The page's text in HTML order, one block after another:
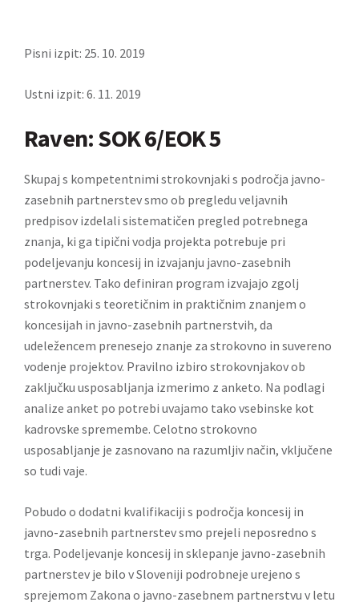
Pisni izpit: 25. 10. 2019
Ustni izpit: 6. 11. 2019
Raven: SOK 6/EOK 5
Skupaj s kompetentnimi strokovnjaki s področja javno-
zasebnih partnerstev smo ob pregledu veljavnih
predpisov izdelali sistematičen pregled potrebnega
znanja, ki ga tipični vodja projekta potrebuje pri
podeljevanju koncesij in izvajanju javno-zasebnih
partnerstev. Tako definiran program izvajajo zgolj
strokovnjaki s teoretičnim in praktičnim znanjem o
koncesijah in javno-zasebnih partnerstvih, da
udeležencem prenesejo znanje za strokovno in suvereno
vodenje projektov. Pravilno izbiro strokovnjakov ob
zaključku usposabljanja izmerimo z anketo. Na podlagi
analize anket po potrebi uvajamo tako vsebinske kot
kadrovske spremembe. Celotno strokovno
usposabljanje je zasnovano na razumljiv način, vključene
so tudi vaje.
Pobudo o dodatni kvalifikaciji s področja koncesij in
javno-zasebnih partnerstev smo prejeli neposredno s
trga. Podeljevanje koncesij in sklepanje javno-zasebnih
partnerstev je bilo v Sloveniji podrobneje urejeno s
sprejemom Zakona o javno-zasebnem partnerstvu v letu